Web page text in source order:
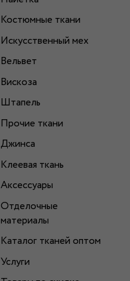
Костюмные ткани
Искусственный мех
Вельвет
Вискоза
Штапель
Прочие ткани
Джинса
Клеевая ткань
Аксессуары
Отделочные
материалы
Каталог тканей оптом
Услуги